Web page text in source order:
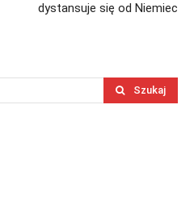
dystansuje się od Niemiec
Szukaj